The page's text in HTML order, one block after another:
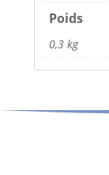
Poids
0,3 kg